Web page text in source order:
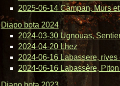
2025-06-14 Campan, Murs
Diapo bota 2024
2024-03-30 Ugnouas,
2024-04-20 Lhez
2024-06-16 Labassere, rives
2024-06-16 Labassère,